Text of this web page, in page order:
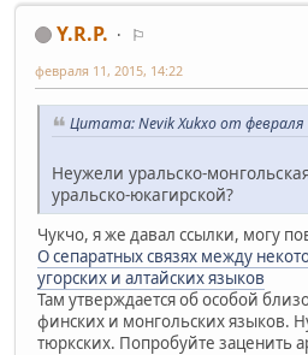
Y.R.P.
⚐
февраля 11, 2015, 14:22
Цитата: Nevik Xukxo от февраля
Неужели уральско-
уральско-юкагирской?
Чукчо, я же давал ссылки, могу
О сепаратных связях между
угорских и алтайских языков
Там утверждается об особой
финских и монгольских языков.
тюркских. Попробуйте заценить